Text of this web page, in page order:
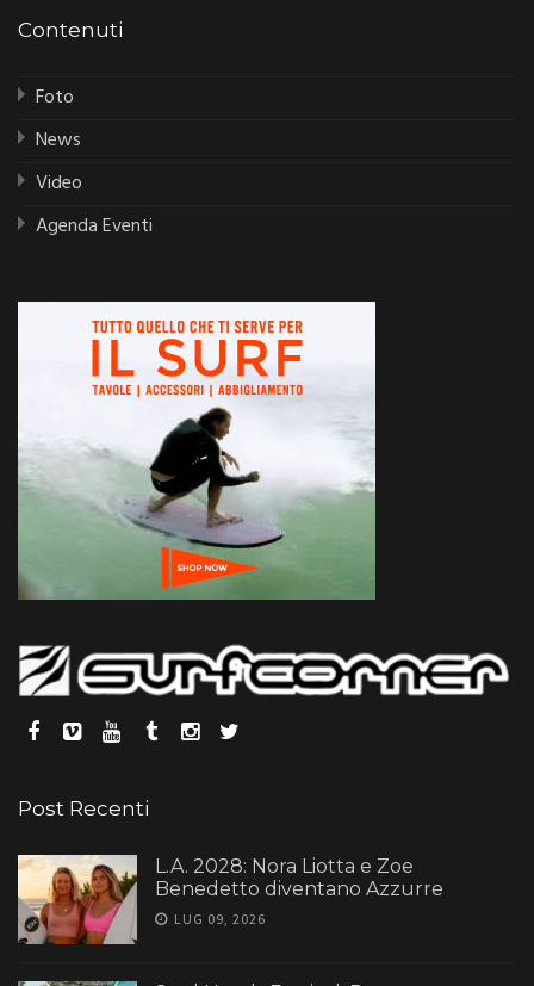
Contenuti
Foto
News
Video
Agenda Eventi
Post Recenti
L.A. 2028: Nora Liotta e Zoe
Benedetto diventano Azzurre
LUG 09, 2026